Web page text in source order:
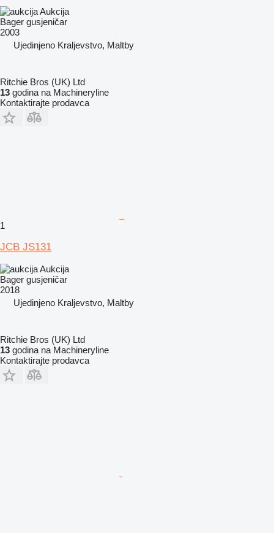
Aukcija
Bager gusjeničar
2003
Ujedinjeno Kraljevstvo, Maltby
Ritchie Bros (UK) Ltd
13 godina na Machineryline
Kontaktirajte prodavca
1
JCB JS131
Aukcija
Bager gusjeničar
2018
Ujedinjeno Kraljevstvo, Maltby
Ritchie Bros (UK) Ltd
13 godina na Machineryline
Kontaktirajte prodavca